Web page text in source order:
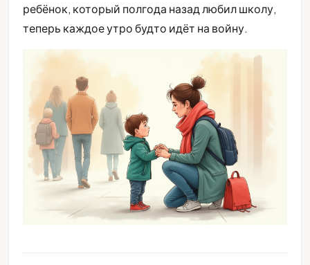
ребёнок, который полгода назад любил школу,
теперь каждое утро будто идёт на войну.